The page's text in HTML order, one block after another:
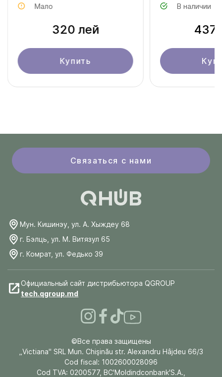
Мало
320 лей
Купить
В наличии
437
Связаться с нами
Мун. Кишинэу, ул. А. Хыждеу 68
г. Бэлць, ул. М. Витязул 65
г. Комрат, ул. Федько 39
Официальный сайт дистрибьютора QGROUP
tech.qgroup.md
©Все права защищены
„Victiana" SRL Mun. Chişinău str. Alexandru Hâjdeu 66/3
Cod fiscal: 1002600028096
Cod TVA: 0200577, BC'Moldindconbank'S.A.,